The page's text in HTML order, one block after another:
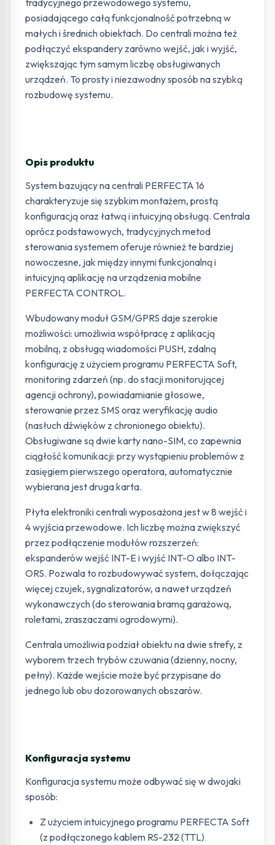
tradycyjnego przewodowego systemu,
posiadającego całą funkcjonalność potrzebną w
małych i średnich obiektach. Do centrali można też
podłączyć ekspandery zarówno wejść, jak i wyjść,
zwiększając tym samym liczbę obsługiwanych
urządzeń. To prosty i niezawodny sposób na szybką
rozbudowę systemu.
Opis produktu
System bazujący na centrali PERFECTA 16
charakteryzuje się szybkim montażem, prostą
konfiguracją oraz łatwą i intuicyjną obsługą. Centrala
oprócz podstawowych, tradycyjnych metod
sterowania systemem oferuje również te bardziej
nowoczesne, jak między innymi funkcjonalną i
intuicyjną aplikację na urządzenia mobilne
PERFECTA CONTROL.
Wbudowany moduł GSM/GPRS daje szerokie
możliwości: umożliwia współpracę z aplikacją
mobilną, z obsługą wiadomości PUSH, zdalną
konfigurację z użyciem programu PERFECTA Soft,
monitoring zdarzeń (np. do stacji monitorującej
agencji ochrony), powiadamianie głosowe,
sterowanie przez SMS oraz weryfikację audio
(nasłuch dźwięków z chronionego obiektu).
Obsługiwane są dwie karty nano-SIM, co zapewnia
ciągłość komunikacji: przy wystąpieniu problemów z
zasięgiem pierwszego operatora, automatycznie
wybierana jest druga karta.
Płyta elektroniki centrali wyposażona jest w 8 wejść i
4 wyjścia przewodowe. Ich liczbę można zwiększyć
przez podłączenie modułów rozszerzeń:
ekspanderów wejść INT-E i wyjść INT-O albo INT-
ORS. Pozwala to rozbudowywać system, dołączając
więcej czujek, sygnalizatorów, a nawet urządzeń
wykonawczych (do sterowania bramą garażową,
roletami, zraszaczami ogrodowymi).
Centrala umożliwia podział obiektu na dwie strefy, z
wyborem trzech trybów czuwania (dzienny, nocny,
pełny). Każde wejście może być przypisane do
jednego lub obu dozorowanych obszarów.
Konfiguracja systemu
Konfiguracja systemu może odbywać się w dwojaki
sposób:
Z użyciem intuicyjnego programu PERFECTA Soft
(z podłączonego kablem RS-232 (TTL)